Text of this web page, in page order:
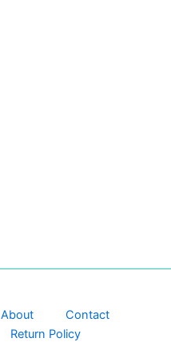
About
Contact
Return Policy